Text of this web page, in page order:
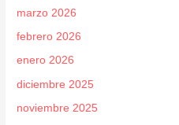
marzo 2026
febrero 2026
enero 2026
diciembre 2025
noviembre 2025